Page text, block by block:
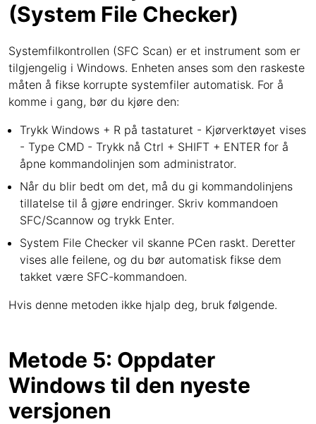
(System File Checker)
Systemfilkontrollen (SFC Scan) er et instrument som er
tilgjengelig i Windows. Enheten anses som den raskeste
måten å fikse korrupte systemfiler automatisk. For å
komme i gang, bør du kjøre den:
Trykk Windows + R på tastaturet - Kjørverktøyet vises
- Type CMD - Trykk nå Ctrl + SHIFT + ENTER for å
åpne kommandolinjen som administrator.
Når du blir bedt om det, må du gi kommandolinjens
tillatelse til å gjøre endringer. Skriv kommandoen
SFC/Scannow og trykk Enter.
System File Checker vil skanne PCen raskt. Deretter
vises alle feilene, og du bør automatisk fikse dem
takket være SFC-kommandoen.
Hvis denne metoden ikke hjalp deg, bruk følgende.
Metode 5: Oppdater
Windows til den nyeste
versjonen